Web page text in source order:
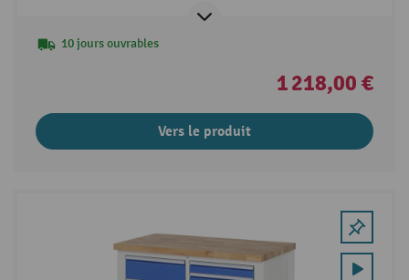
10 jours ouvrables
1 218,00 €
Vers le produit